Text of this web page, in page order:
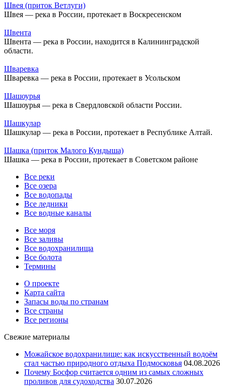
Швея (приток Ветлуги)
Швея — река в России, протекает в Воскресенском
Швента
Швента — река в России, находится в Калининградской
области.
Шваревка
Шваревка — река в России, протекает в Усольском
Шашоурья
Шашоурья — река в Свердловской области России.
Шашкулар
Шашкулар — река в России, протекает в Республике Алтай.
Шашка (приток Малого Кундыша)
Шашка — река в России, протекает в Советском районе
Все реки
Все озера
Все водопады
Все ледники
Все водные каналы
Все моря
Все заливы
Все водохранилища
Все болота
Термины
О проекте
Карта сайта
Запасы воды по странам
Все страны
Все регионы
Свежие материалы
Можайское водохранилище: как искусственный водоём
стал частью природного отдыха Подмосковья 04.08.2026
Почему Босфор считается одним из самых сложных
проливов для судоходства 30.07.2026